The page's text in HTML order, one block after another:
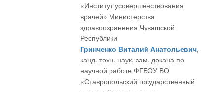
«Институт усовершенствования
врачей» Министерства
здравоохранения Чувашской
Республики
Гринченко Виталий Анатольевич,
канд. техн. наук, зам. декана по
научной работе ФГБОУ ВО
«Ставропольский государственный